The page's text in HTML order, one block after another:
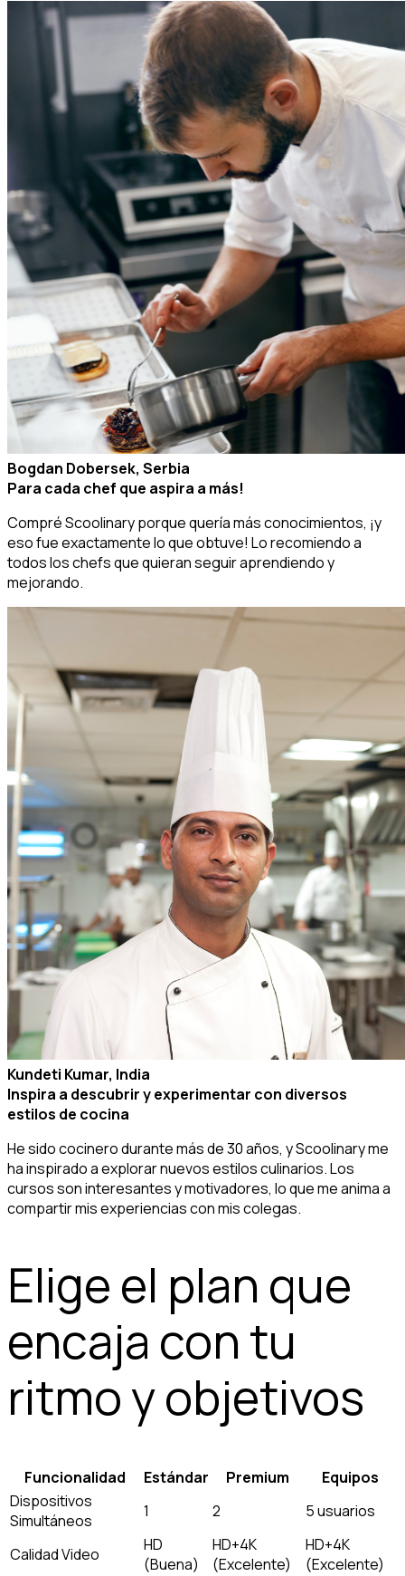
Bogdan Dobersek, Serbia
Para cada chef que aspira a más!
Compré Scoolinary porque quería más conocimientos, ¡y
eso fue exactamente lo que obtuve! Lo recomiendo a
todos los chefs que quieran seguir aprendiendo y
mejorando.
Kundeti Kumar, India
Inspira a descubrir y experimentar con diversos
estilos de cocina
He sido cocinero durante más de 30 años, y Scoolinary me
ha inspirado a explorar nuevos estilos culinarios. Los
cursos son interesantes y motivadores, lo que me anima a
compartir mis experiencias con mis colegas.
Elige el plan que
encaja con tu
ritmo y objetivos
Funcionalidad Estándar Premium
Equipos
Dispositivos
Simultáneos
1 2 5 usuarios
Calidad Video
HD
(Buena)
HD+4K
(Excelente)
HD+4K
(Excelente)